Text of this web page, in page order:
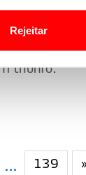
para
de redes
que as
e quando tal se
Rejeitar
DIA
triunfo.
... 139 »